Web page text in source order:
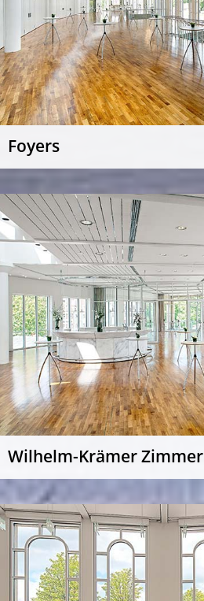
Foyers
Wilhelm-Krämer Zimmer